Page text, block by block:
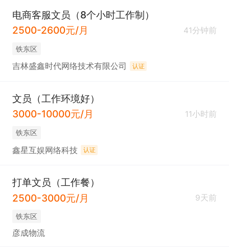
电商客服文员（8个小时工作制）
2500-2600元/月
41分钟前
铁东区
吉林盛鑫时代网络技术有限公司 认证
文员（工作环境好）
3000-10000元/月
11小时前
铁东区
鑫星互娱网络科技 认证
打单文员（工作餐）
2500-3000元/月
9天前
铁东区
彦成物流